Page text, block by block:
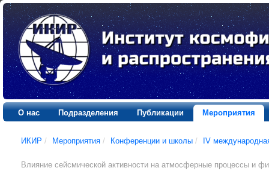
О нас Подразделения Публикации Мероприятия
ИКИР / Мероприятия / Конференции и школы / IV
Влияние сейсмической активности на атмосферные процессы и